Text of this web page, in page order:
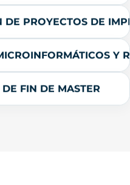
PROYECTOS DE
Y
FIN DE MASTER